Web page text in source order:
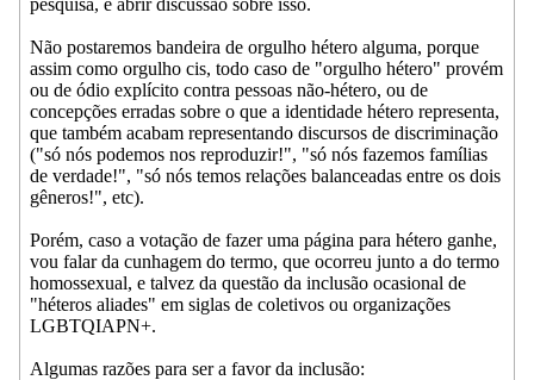
Não postaremos bandeira de orgulho hétero alguma, porque
assim como orgulho cis, todo caso de "orgulho hétero" provém
ou de ódio explícito contra pessoas não-hétero, ou de
concepções erradas sobre o que a identidade hétero representa,
que também acabam representando discursos de discriminação
("só nós podemos nos reproduzir!", "só nós fazemos famílias
de verdade!", "só nós temos relações balanceadas entre os dois
gêneros!", etc).
Porém, caso a votação de fazer uma página para hétero ganhe,
vou falar da cunhagem do termo, que ocorreu junto a do termo
homossexual, e talvez da questão da inclusão ocasional de
"héteros aliades" em siglas de coletivos ou organizações
LGBTQIAPN+.
Algumas razões para ser a favor da inclusão: